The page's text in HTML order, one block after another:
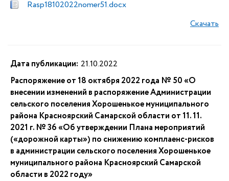
Rasp18102022nomer51.docx
Скачать
Дата публикации: 21.10.2022
Распоряжение от 18 октября 2022 года № 50 «О
внесении изменений в распоряжение Администрации
сельского поселения Хорошенькое муниципального
района Красноярский Самарской области от 11. 11.
2021 г. № 36 «Об утверждении Плана мероприятий
(«дорожной карты») по снижению комплаенс-рисков
в администрации сельского поселения Хорошенькое
муниципального района Красноярский Самарской
области в 2022 году»